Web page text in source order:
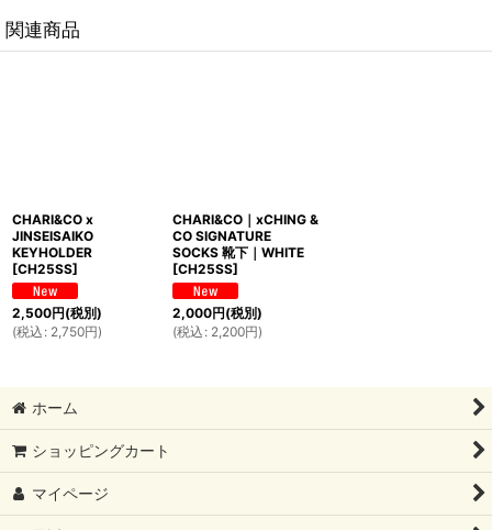
関連商品
CHARI&CO x
JINSEISAIKO
KEYHOLDER
[CH25SS]
2,500円(税別)
(税込 : 2,750円)
CHARI&CO｜xCHING &
CO SIGNATURE
SOCKS 靴下｜WHITE
[CH25SS]
2,000円(税別)
(税込 : 2,200円)
ホーム
ショッピングカート
マイページ